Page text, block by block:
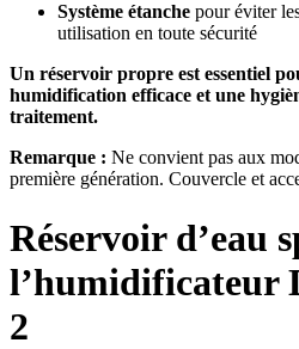
Système étanche pour éviter
utilisation en toute sécurité
Un réservoir propre est essentiel
humidification efficace et une
traitement.
Remarque : Ne convient pas aux
première génération. Couvercle et
Réservoir d’eau
l’humidificateur
2